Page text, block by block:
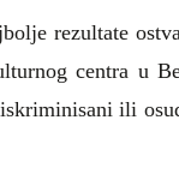
rezultate
centra u
ili